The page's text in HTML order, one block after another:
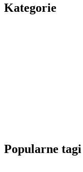
Kategorie
Popularne tagi